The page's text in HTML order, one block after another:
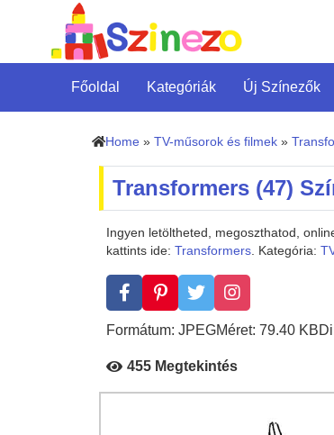
Főoldal Kategóriák Új Színezők
Home » TV-műsorok és filmek »
Transformers (47)
Ingyen letöltheted, megoszthatod,
kattints ide: Transformers. Kategória:
Formátum: JPEGMéret: 79.40 KB
455 Megtekintés